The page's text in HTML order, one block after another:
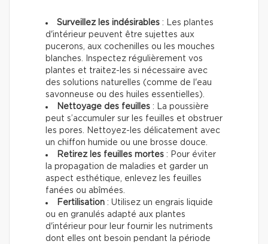
Surveillez les indésirables : Les plantes
d'intérieur peuvent être sujettes aux
pucerons, aux cochenilles ou les mouches
blanches. Inspectez régulièrement vos
plantes et traitez-les si nécessaire avec
des solutions naturelles (comme de l'eau
savonneuse ou des huiles essentielles).
Nettoyage des feuilles : La poussière
peut s’accumuler sur les feuilles et obstruer
les pores. Nettoyez-les délicatement avec
un chiffon humide ou une brosse douce.
Retirez les feuilles mortes : Pour éviter
la propagation de maladies et garder un
aspect esthétique, enlevez les feuilles
fanées ou abîmées.
Fertilisation : Utilisez un engrais liquide
ou en granulés adapté aux plantes
d'intérieur pour leur fournir les nutriments
dont elles ont besoin pendant la période